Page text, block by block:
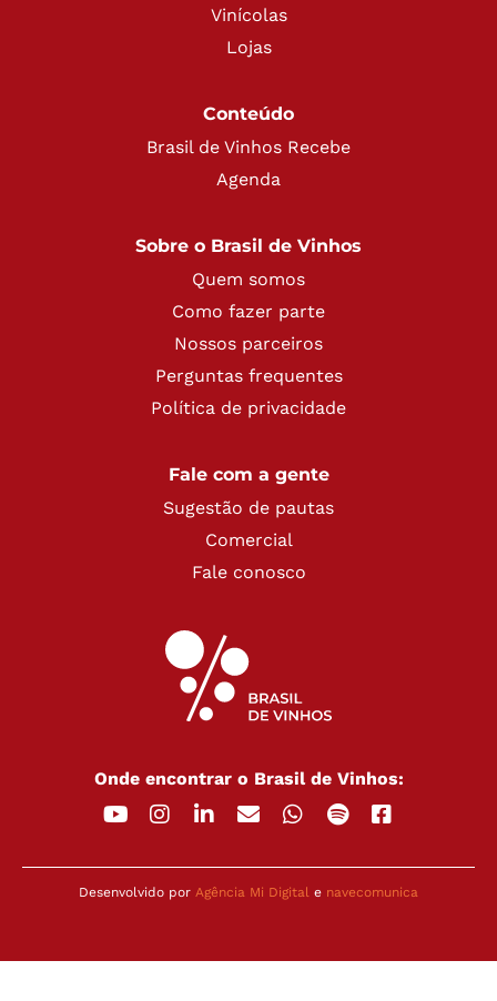
Vinícolas
Lojas
Conteúdo
Brasil de Vinhos Recebe
Agenda
Sobre o Brasil de Vinhos
Quem somos
Como fazer parte
Nossos parceiros
Perguntas frequentes
Política de privacidade
Fale com a gente
Sugestão de pautas
Comercial
Fale conosco
Onde encontrar o Brasil de Vinhos:
Desenvolvido por Agência Mi Digital e navecomunica